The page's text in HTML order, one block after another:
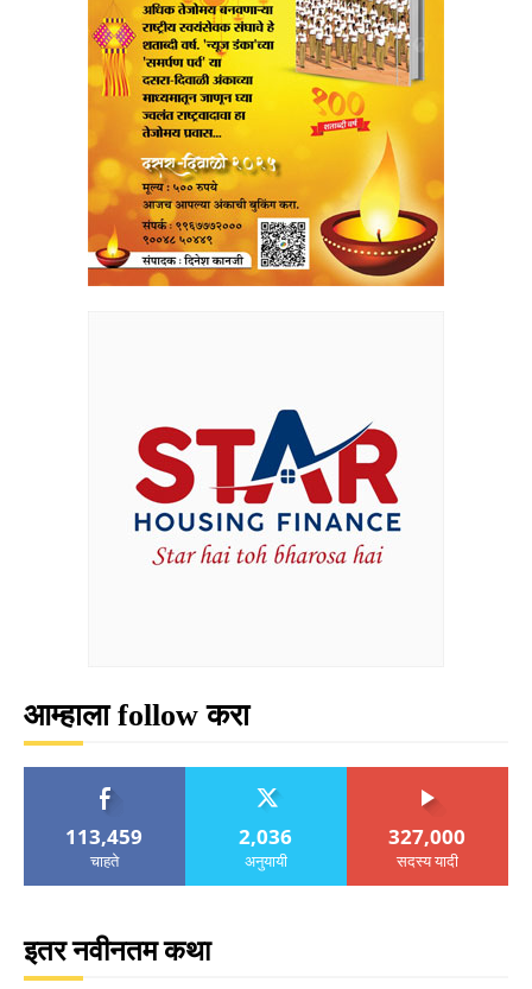
आम्हाला follow करा
113,459
चाहते
2,036
अनुयायी
327,000
सदस्य यादी
इतर नवीनतम कथा